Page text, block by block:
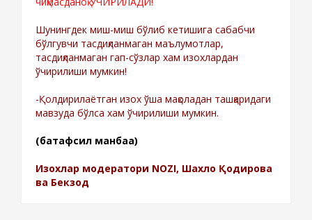
Шунингдек миш-миш бўлиб кетишига сабабчи
бўлгувчи тасдиқланмаган маълумотлар,
тасдиқланмаган гап-сўзлар хам изохлардан
ўчирилиши мумкин!
-Қолдирилаётган изох ўша мақоладан ташқаридаги
мавзуда бўлса хам ўчирилиши мумкин.
(батафсил манбаа)
Изохлар модератори NOZI, Шахло Қодирова
ва Бекзод